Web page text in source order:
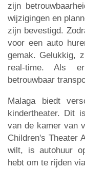
zijn
wijzigingen en
zijn bevestigd.
voor een auto
gemak. Gelukkig,
real-time. Als
betrouwbaar
Malaga biedt
kindertheater. Dit
van de kamer van
Children's Theater
wilt, is autohuur
hebt om te rijden